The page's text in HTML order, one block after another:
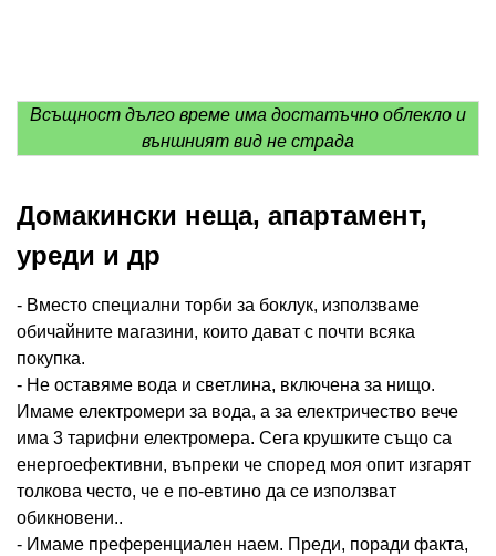
Всъщност дълго време има достатъчно облекло и
външният вид не страда
Домакински неща, апартамент,
уреди и др
- Вместо специални торби за боклук, използваме
обичайните магазини, които дават с почти всяка
покупка.
- Не оставяме вода и светлина, включена за нищо.
Имаме електромери за вода, а за електричество вече
има 3 тарифни електромера. Сега крушките също са
енергоефективни, въпреки че според моя опит изгарят
толкова често, че е по-евтино да се използват
обикновени..
- Имаме преференциален наем. Преди, поради факта,